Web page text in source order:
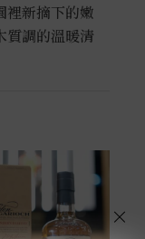
裡新摘下的嫩
質調的溫暖清
×